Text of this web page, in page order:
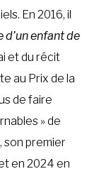
En 2016, il
enfant de
et du récit
au Prix de la
de faire
» de
, son premier
en 2024 en